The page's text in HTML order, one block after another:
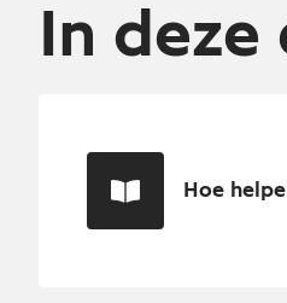
In
Hoe